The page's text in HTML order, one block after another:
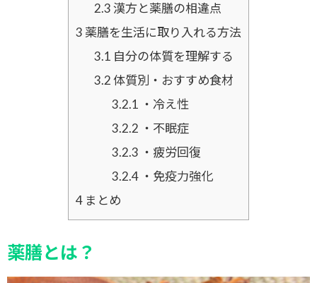
2.3漢方と薬膳の相違点
3 薬膳を生活に取り入れる方法
3.1 自分の体質を理解する
3.2体質別・おすすめ食材
3.2.1 ・冷え性
3.2.2 ・不眠症
3.2.3 ・疲労回復
3.2.4 ・免疫力強化
4 まとめ
薬膳とは？